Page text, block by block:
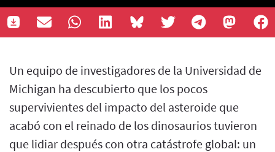
Un equipo de investigadores de la Universidad de
Michigan ha descubierto que los pocos
supervivientes del impacto del asteroide que
acabó con el reinado de los dinosaurios tuvieron
que lidiar después con otra catástrofe global: un